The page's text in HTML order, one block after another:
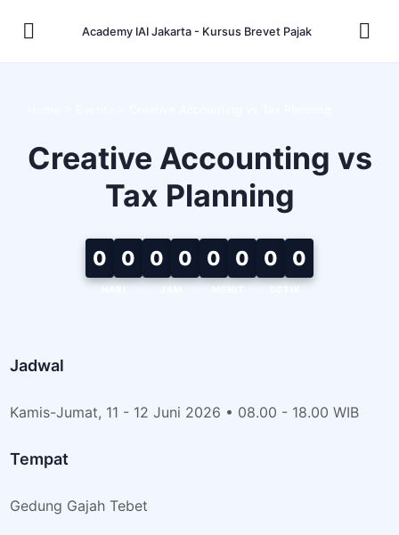
Academy IAI Jakarta - Kursus Brevet Pajak
Creative Accounting vs
Tax Planning
0 0
HARI
0 0
JAM
0 0
MENIT
0 0
DETIK
Jadwal
Kamis-Jumat, 11 - 12 Juni 2026 • 08.00 - 18.00 WIB
Tempat
Gedung Gajah Tebet